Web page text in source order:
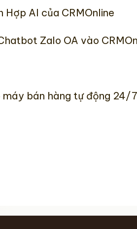
AI của CRMOnline
Zalo OA vào
máy bán hàng tự động 24/7